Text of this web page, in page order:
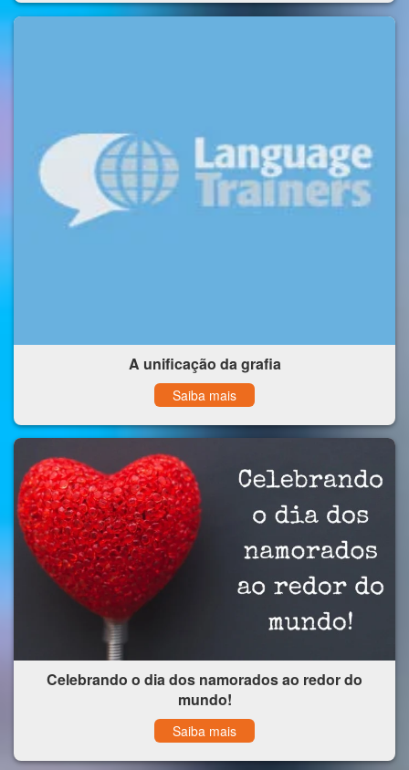
A unificação da grafia
Saiba mais
Celebrando o dia dos namorados ao redor do
mundo!
Saiba mais